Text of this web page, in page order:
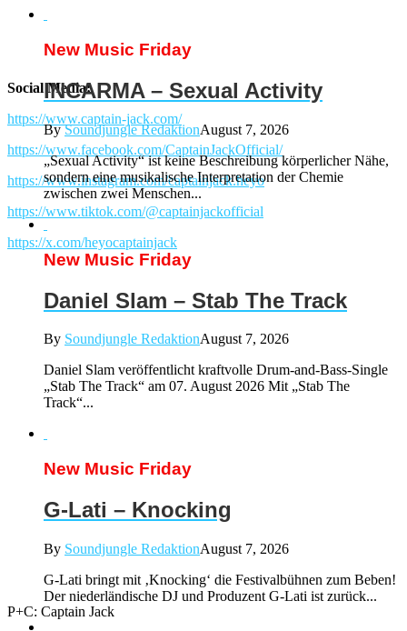
Social Media:
https://www.captain-jack.com/
https://www.facebook.com/CaptainJackOfficial/
https://www.instagram.com/captainjack.heyo
https://www.tiktok.com/@captainjackofficial
https://x.com/heyocaptainjack
P+C: Captain Jack
New Music Friday
INCARMA – Sexual Activity
BySoundjungle RedaktionAugust 7, 2026
„Sexual Activity“ ist keine Beschreibung körperlicher Nähe,
sondern eine musikalische Interpretation der Chemie
zwischen zwei Menschen...
New Music Friday
Daniel Slam – Stab The Track
By Soundjungle RedaktionAugust 7, 2026
Daniel Slam veröffentlicht kraftvolle Drum-and-Bass-Single
„Stab The Track“ am 07. August 2026 Mit „Stab The
Track“...
New Music Friday
G-Lati – Knocking
By Soundjungle RedaktionAugust 7, 2026
G-Lati bringt mit ‚Knocking‘ die Festivalbühnen zum Beben!
Der niederländische DJ und Produzent G-Lati ist zurück...